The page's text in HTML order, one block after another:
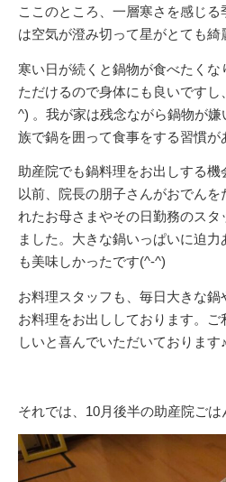
ここのところ、一層寒さを感じ
は空気が澄み切って星がとても綺
寒い日が続くと鍋物が食べたく
ただけるので身体にも良いです
^) 。我が家は残念ながら鍋物が
族で鍋を囲って食事をする習慣が
助産院でも鍋料理をお出しする機
以前、院長の朋子さんがおでん
れたお母さまやその日勤務のス
ました。大きな鍋いっぱいに迫
も美味しかったです(^-^)
お料理スタッフも、毎日大きな
お料理をお出ししております。
しいと喜んでいただいております♪
それでは、10月後半の助産院ごは